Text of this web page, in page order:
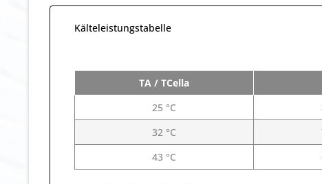
Kälteleistungstabelle
TA / TCella
25 °C
32 °C
43 °C